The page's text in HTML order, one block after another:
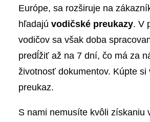
Európe, sa rozširuje na
hľadajú vodičské preukazy. V
vodičov sa však doba
predĺžiť až na 7 dní, čo má za
životnosť dokumentov. Kúpte si
preukaz.
S nami nemusíte kvôli získaniu